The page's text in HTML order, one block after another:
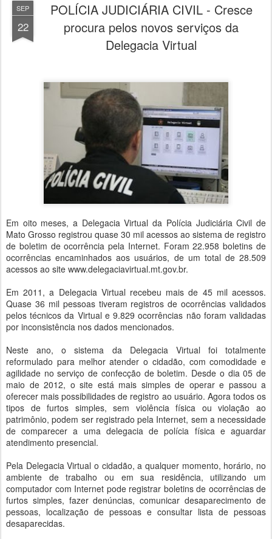
SEP
22
POLÍCIA JUDICIÁRIA CIVIL - Cresce
procura pelos novos serviços da
Delegacia Virtual
Em oito meses, a Delegacia Virtual da Polícia Judiciária Civil de
Mato Grosso registrou quase 30 mil acessos ao sistema de registro
de boletim de ocorrência pela Internet. Foram 22.958 boletins de
ocorrências encaminhados aos usuários, de um total de 28.509
acessos ao site www.delegaciavirtual.mt.gov.br.
Em 2011, a Delegacia Virtual recebeu mais de 45 mil acessos.
Quase 36 mil pessoas tiveram registros de ocorrências validados
pelos técnicos da Virtual e 9.829 ocorrências não foram validadas
por inconsistência nos dados mencionados.
Neste ano, o sistema da Delegacia Virtual foi totalmente
reformulado para melhor atender o cidadão, com comodidade e
agilidade no serviço de confecção de boletim. Desde o dia 05 de
maio de 2012, o site está mais simples de operar e passou a
oferecer mais possibilidades de registro ao usuário. Agora todos os
tipos de furtos simples, sem violência física ou violação ao
patrimônio, podem ser registrado pela Internet, sem a necessidade
de comparecer a uma delegacia de polícia física e aguardar
atendimento presencial.
Pela Delegacia Virtual o cidadão, a qualquer momento, horário, no
ambiente de trabalho ou em sua residência, utilizando um
computador com Internet pode registrar boletins de ocorrências de
furtos simples, fazer denúncias, comunicar desaparecimento de
pessoas, localização de pessoas e consultar lista de pessoas
desaparecidas.